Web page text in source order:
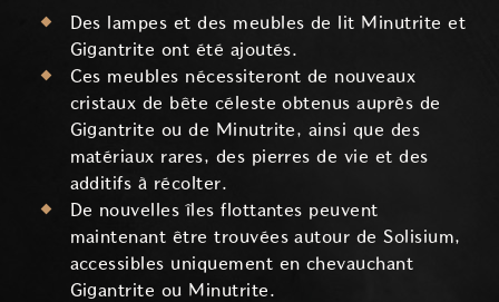
Des lampes et des meubles de lit Minutrite et
Gigantrite ont été ajoutés.
Ces meubles nécessiteront de nouveaux
cristaux de bête céleste obtenus auprès de
Gigantrite ou de Minutrite, ainsi que des
matériaux rares, des pierres de vie et des
additifs à récolter.
De nouvelles îles flottantes peuvent
maintenant être trouvées autour de Solisium,
accessibles uniquement en chevauchant
Gigantrite ou Minutrite.